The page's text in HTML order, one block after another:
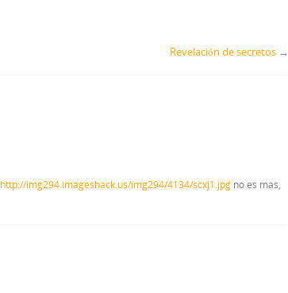
Revelación de secretos →
http://img294.imageshack.us/img294/4134/scxj1.jpg no es mas,